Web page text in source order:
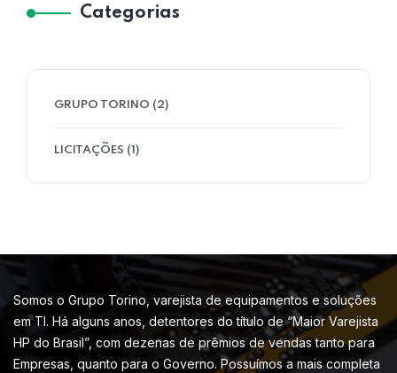
Categorias
GRUPO TORINO (2)
LICITAÇÕES (1)
Somos o Grupo Torino, varejista de equipamentos e soluções
em TI. Há alguns anos, detentores do título de “Maior Varejista
HP do Brasil”, com dezenas de prêmios de vendas tanto para
Empresas, quanto para o Governo. Possuímos a mais completa